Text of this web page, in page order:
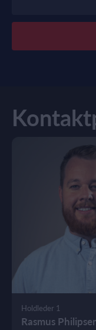
Holdleder 1
Rasmus